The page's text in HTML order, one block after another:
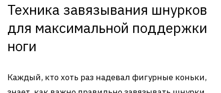
Техника завязывания шнурков
для максимальной поддержки
ноги
Каждый, кто хоть раз надевал фигурные коньки,